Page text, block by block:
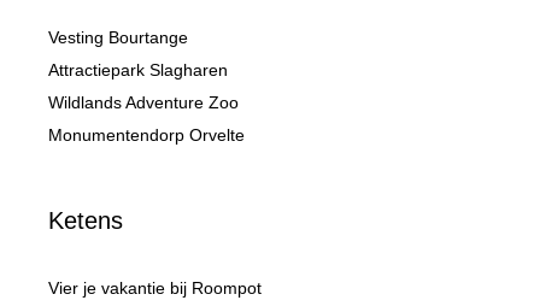
Vesting Bourtange
Attractiepark Slagharen
Wildlands Adventure Zoo
Monumentendorp Orvelte
Ketens
Vier je vakantie bij Roompot